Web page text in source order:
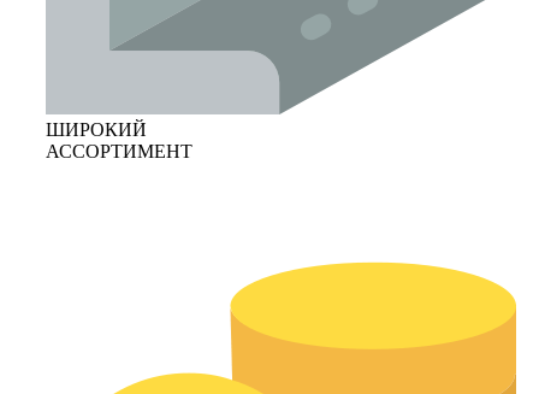
ШИРОКИЙ
АССОРТИМЕНТ